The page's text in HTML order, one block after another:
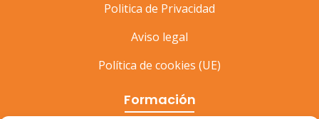
Politica de Privacidad
Aviso legal
Política de cookies (UE)
Formación